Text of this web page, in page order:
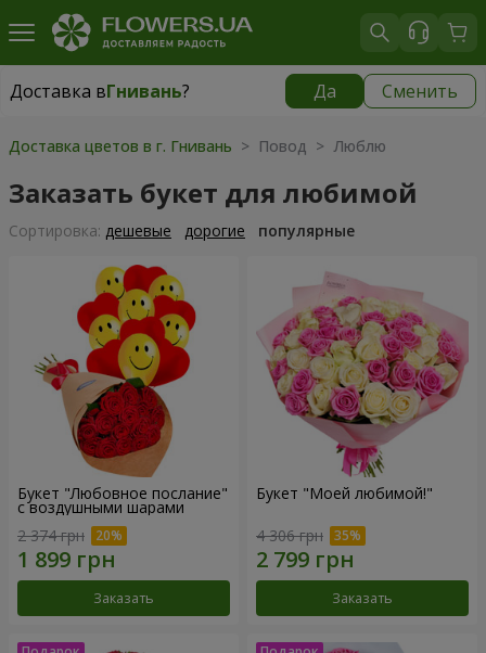
Доставка вГнивань? Да Сменить
Доставка вГнивань|
Доставка цветов в г. Гнивань > Повод > Люблю
Заказать букет для любимой
Cортировка: дешевые дорогие популярные
Букет "Любовное послание"
с воздушными шарами
2 374 грн
Заказать
Букет "Моей любимой!"
4 306 грн
Заказать